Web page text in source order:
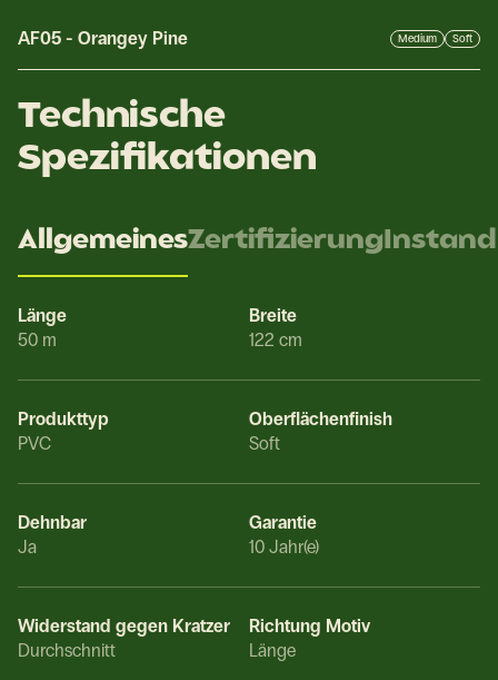
AF05 - Orangey Pine Medium Soft
Technische
Spezifikationen
AllgemeinesZertifizierung
Länge
50 m
Breite
122 cm
Produkttyp
PVC
Oberflächenfinish
Soft
Dehnbar
Ja
Garantie
10 Jahr(e)
Widerstand gegen Kratzer
Durchschnitt
Richtung Motiv
Länge